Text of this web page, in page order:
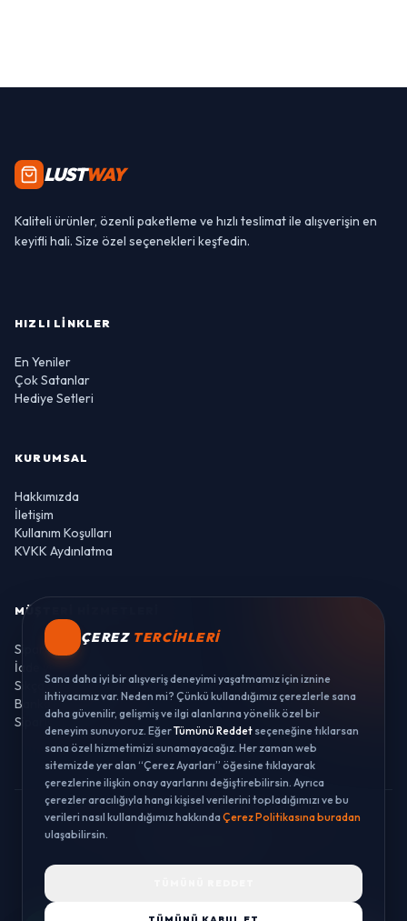
LUSTWAY
Kaliteli ürünler, özenli paketleme ve hızlı teslimat ile alışverişin en
keyifli hali. Size özel seçenekleri keşfedin.
HIZLI LINKLER
En Yeniler
Çok Satanlar
Hediye Setleri
KURUMSAL
Hakkımızda
İletişim
Kullanım Koşulları
KVKK Aydınlatma
MÜŞTERI HIZMETLERI
Sipariş Takibi
İade ve Değişim
Sıkça Sorulan Sorular
Banka Hesaplarımız
Sipariş Takibi
© 2026 LUSTWAY. TÜM HAKLARI SAKLIDIR.
ÇEREZ TERCIHLERI
Sana daha iyi bir alışveriş deneyimi yaşatmamız için iznine
ihtiyacımız var. Neden mi? Çünkü kullandığımız çerezlerle sana
daha güvenilir, gelişmiş ve ilgi alanlarına yönelik özel bir
deneyim sunuyoruz. EğerTümünü Reddet seçeneğine tıklarsan
sana özel hizmetimizi sunamayacağız. Her zaman web
sitemizde yer alan “Çerez Ayarları” öğesine tıklayarak
çerezlerine ilişkin onay ayarlarını değiştirebilirsin. Ayrıca
çerezler aracılığıyla hangi kişisel verilerini topladığımızı ve bu
verileri nasıl kullandığımız hakkındaÇerez Politikasına buradan
ulaşabilirsin.